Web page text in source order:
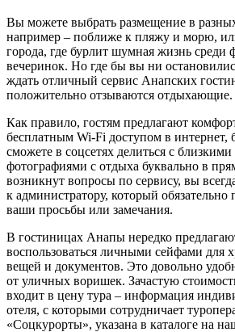
Вы можете выбрать размещение в
например – поближе к пляжу и морю,
города, где бурлит шумная жизнь среди
вечеринок. Но где бы вы ни
ждать отличный сервис Анапских
положительно отзываются отдыхающие.
Как правило, гостям предлагают
бесплатным Wi-Fi доступом в интернет,
сможете в соцсетях делиться с
фотографиями с отдыха буквально в
возникнут вопросы по сервису, вы
к администратору, который
ваши просьбы или замечания.
В гостиницах Анапы нередко
воспользоваться личными сейфами для
вещей и документов. Это довольно
от уличных воришек. Зачастую
входит в цену тура – информация
отеля, с которыми сотрудничает
«Соцкурорты», указана в каталоге на